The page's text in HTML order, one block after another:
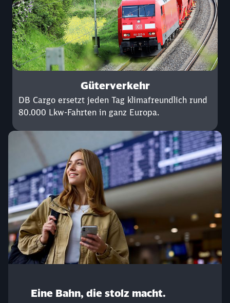
Güterverkehr
DB Cargo ersetzt jeden Tag klimafreundlich rund
80.000 Lkw-Fahrten in ganz Europa.
Eine Bahn, die stolz macht.